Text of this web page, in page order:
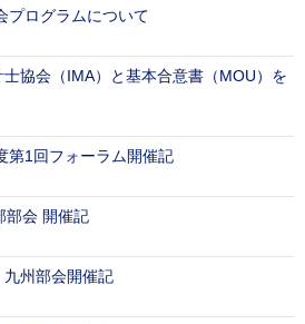
プログラムについて
士協会（IMA）と基本合意書（MOU）を
第1回フォーラム開催記
部会 開催記
州部会開催記